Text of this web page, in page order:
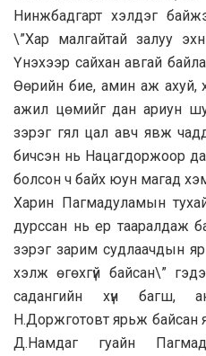
Нинжбадгарт хэлдэг
\”Хар малгайтай залуу
Үнэхээр сайхан авгай
Өөрийн бие, амин аж ахуй,
ажил цөмийг дан ариун
зэрэг гял цал авч явж
бичсэн нь Нацагдоржоор
болсон ч байх юун магад
Харин Пагмадуламын
дурссан нь ер тааралдаж
зэрэг зарим судлаачдын
хэлж өгөхгүй байсан\”
садангийн хүн багш,
Н.Доржготовт ярьж байсан
Д.Намдаг гуайн